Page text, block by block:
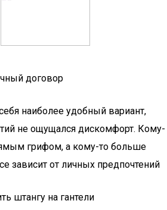
договор
наиболее удобный вариант,
не ощущался дискомфорт. Кому-
грифом, а кому-то больше
зависит от личных предпочтений
штангу на гантели